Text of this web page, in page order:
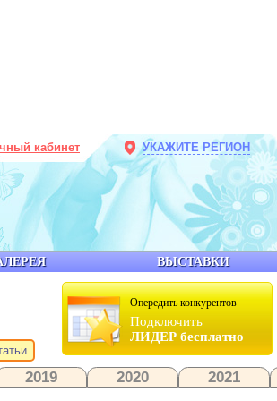
Опередить конкурентов
Подключить
ЛИДЕР бесплатно
2019 2020 2021
ВЫСТАВКИ
кабинет УКАЖИТЕ РЕГИОН